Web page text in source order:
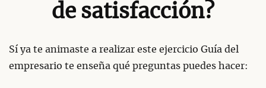
de satisfacción?
Sí ya te animaste a realizar este ejercicio Guía del
empresario te enseña qué preguntas puedes hacer: